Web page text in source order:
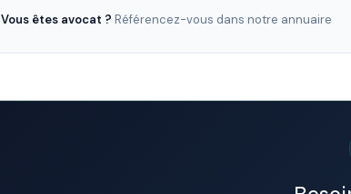
Vous êtes avocat ? Référencez-vous dans notre annuaire